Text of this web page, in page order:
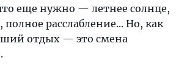
еще нужно — летнее солнце,
расслабление... Но, как
отдых — это смена